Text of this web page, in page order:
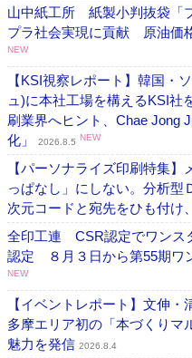
山中紙工所 紙製小判抜袋「
プラ社会実現に貢献 原油価
NEW
【KSI視察レポート】韓国・
ュ)に本社工場を構えるKSI
刷業界へヒント、Chae Jong
化」
2026.8.5 NEW
【パーソナライズ印刷特集
っぱなし」にしない。分析
次元コードと宛先をひも付け
全印工連 CSR認定でワンス
認定 ８月３日から第55期ワ
NEW
【イベントレポート】文伸
多摩エリア初の「本づくり
魅力を発信 2026.8.4